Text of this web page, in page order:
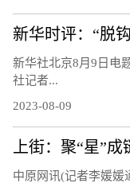
新华时评：“脱
新华社北京8月9日电
社记者...
2023-08-09
上街：聚“星”
中原网讯(记者李媛媛